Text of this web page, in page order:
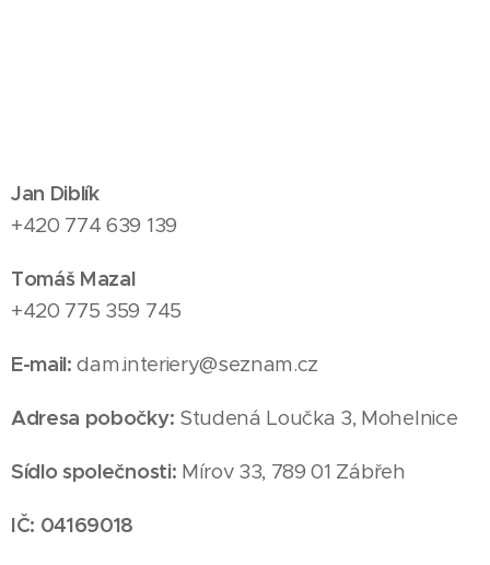
Jan Diblík
+420 774 639 139
Tomáš Mazal
+420 775 359 745
E-mail:dam.interiery@seznam.cz
Adresa pobočky: Studená Loučka 3, Mohelnice
Sídlo společnosti: Mírov 33, 789 01 Zábřeh
IČ: 04169018